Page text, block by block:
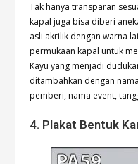
Tak hanya transparan
kapal juga bisa diberi
asli akrilik dengan warna
permukaan kapal untuk
Kayu yang menjadi
ditambahkan dengan
pemberi, nama event,
4. Plakat Bentuk